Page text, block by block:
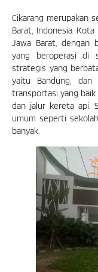
Cikarang merupakan
Barat, Indonesia.
Jawa Barat, dengan
yang beroperasi di
strategis yang
yaitu Bandung,
transportasi yang baik
dan jalur kereta api.
umum seperti
banyak.